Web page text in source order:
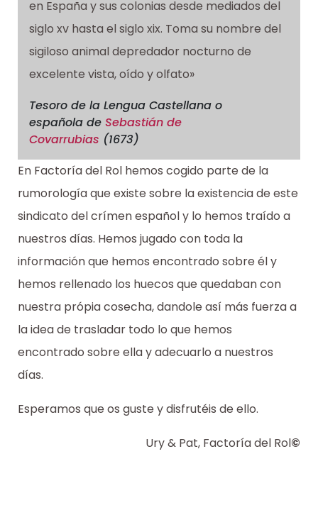
en España y sus colonias desde mediados del
siglo xv hasta el siglo xix. Toma su nombre del
sigiloso animal depredador nocturno de
excelente vista, oído y olfato»
Tesoro de la Lengua Castellana o
española de Sebastián de
Covarrubias (1673)
En Factoría del Rol hemos cogido parte de la
rumorología que existe sobre la existencia de este
sindicato del crímen español y lo hemos traído a
nuestros días. Hemos jugado con toda la
información que hemos encontrado sobre él y
hemos rellenado los huecos que quedaban con
nuestra própia cosecha, dandole así más fuerza a
la idea de trasladar todo lo que hemos
encontrado sobre ella y adecuarlo a nuestros
días.
Esperamos que os guste y disfrutéis de ello.
Ury & Pat, Factoría del Rol©